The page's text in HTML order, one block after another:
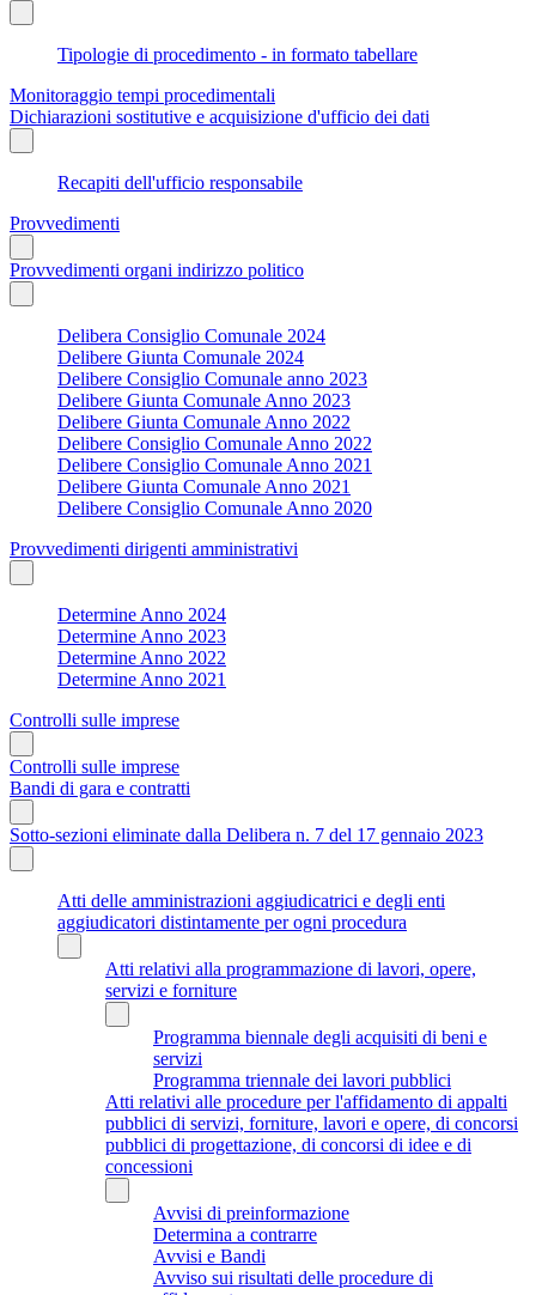
Tipologie di procedimento - in formato tabellare
Monitoraggio tempi procedimentali
Dichiarazioni sostitutive e acquisizione d'ufficio dei dati
Recapiti dell'ufficio responsabile
Provvedimenti
Provvedimenti organi indirizzo politico
Delibera Consiglio Comunale 2024
Delibere Giunta Comunale 2024
Delibere Consiglio Comunale anno 2023
Delibere Giunta Comunale Anno 2023
Delibere Giunta Comunale Anno 2022
Delibere Consiglio Comunale Anno 2022
Delibere Consiglio Comunale Anno 2021
Delibere Giunta Comunale Anno 2021
Delibere Consiglio Comunale Anno 2020
Provvedimenti dirigenti amministrativi
Determine Anno 2024
Determine Anno 2023
Determine Anno 2022
Determine Anno 2021
Controlli sulle imprese
Controlli sulle imprese
Bandi di gara e contratti
Sotto-sezioni eliminate dalla Delibera n. 7 del 17 gennaio 2023
Atti delle amministrazioni aggiudicatrici e degli enti
aggiudicatori distintamente per ogni procedura
Atti relativi alla programmazione di lavori, opere,
servizi e forniture
Programma biennale degli acquisiti di beni e
servizi
Programma triennale dei lavori pubblici
Atti relativi alle procedure per l'affidamento di appalti
pubblici di servizi, forniture, lavori e opere, di concorsi
pubblici di progettazione, di concorsi di idee e di
concessioni
Avvisi di preinformazione
Determina a contrarre
Avvisi e Bandi
Avviso sui risultati delle procedure di